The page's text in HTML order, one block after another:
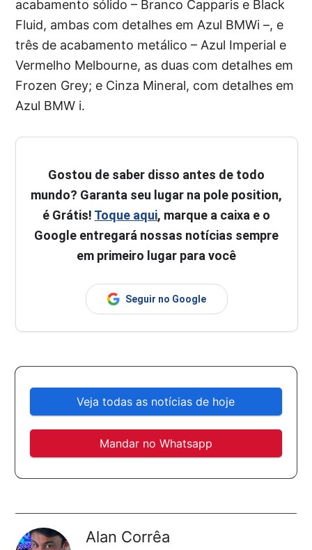
acabamento sólido – Branco Capparis e Black
Fluid, ambas com detalhes em Azul BMWi –, e
três de acabamento metálico – Azul Imperial e
Vermelho Melbourne, as duas com detalhes em
Frozen Grey; e Cinza Mineral, com detalhes em
Azul BMW i.
Gostou de saber disso antes de todo
mundo? Garanta seu lugar na pole position,
é Grátis! Toque aqui, marque a caixa e o
Google entregará nossas notícias sempre
em primeiro lugar para você
Seguir no Google
Veja todas as notícias de hoje
Mandar no Whatsapp
Alan Corrêa